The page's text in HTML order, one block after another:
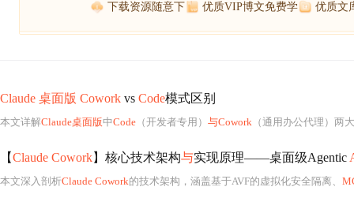
下载资源随意下 优质VIP博文免费学 优质文
Claude 桌面版 Cowork vs Code模式区别
本文详解Claude桌面版中Code （开发者专用） 与Cowork （通用办公代理）两
【Claude Cowork】核心技术架构与实现原理——桌面级Agentic
本文深入剖析Claude Cowork的技术架构，涵盖基于AVF的虚拟化安全隔离、